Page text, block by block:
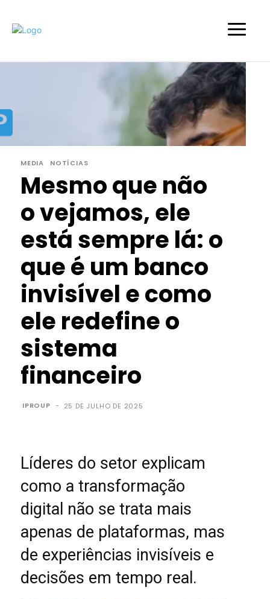
MEDIA NOTÍCIAS
Mesmo que não
o vejamos, ele
está sempre lá: o
que é um banco
invisível e como
ele redefine o
sistema
financeiro
IPROUP - 25 DE JULHO DE 2025
Líderes do setor explicam
como a transformação
digital não se trata mais
apenas de plataformas, mas
de experiências invisíveis e
decisões em tempo real.